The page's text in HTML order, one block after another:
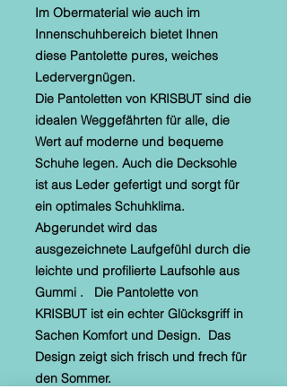
Im Obermaterial wie auch im
Innenschuhbereich bietet Ihnen
diese Pantolette pures, weiches
Ledervergnügen.
Die Pantoletten von KRISBUT sind die
idealen Weggefährten für alle, die
Wert auf moderne und bequeme
Schuhe legen. Auch die Decksohle
ist aus Leder gefertigt und sorgt für
ein optimales Schuhklima.
Abgerundet wird das
ausgezeichnete Laufgefühl durch die
leichte und profilierte Laufsohle aus
Gummi . Die Pantolette von
KRISBUT ist ein echter Glücksgriff in
Sachen Komfort und Design. Das
Design zeigt sich frisch und frech für
den Sommer.